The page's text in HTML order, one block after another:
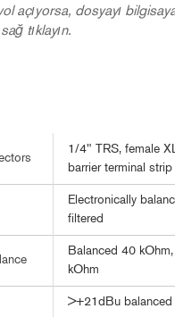
açıyorsa, dosyayı
tıklayın.
1/4" TRS, female
barrier terminal strip
Electronically
filtered
Balanced 40
kOhm
>+21dBu balanced